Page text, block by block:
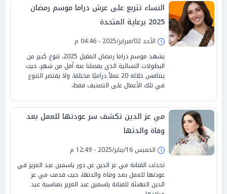
النساء تتربع على عرش دراما موسم رمضان
2025 برعاية المتحدة
الأحد 02/فبراير/2025 - 04:46 م
يشهد موسم دراما رمضان المقبل 2025، تنوع كبير من
البطولات النسائية الذي يفصلنا عنه أقل من شهر، حيث
يتنافس خلاله 20 عملاً دراميًا مختلفا، ولا يقتصر التنوع
في تلك الأعمال على التصنيف فقط،
مي عز الدين تكشف سر عودتها للعمل بعد
وفاة والدتها
الخميس 16/يناير/2025 - 12:49 م
تحدثت الفنانة مي عز الدين عن دور ياسمين عبد العزيز في
عودتها للعمل بعد وفاة والدتها، حيث قدمت مي عز
الدين التهنئة للفنانة ياسمين عبد العزيز بمناسبة عيد